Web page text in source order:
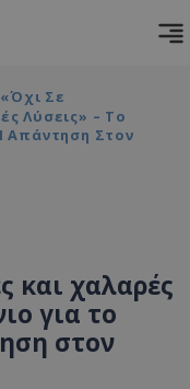
Σε
Λύσεις» – Το
Απάντηση Στον
και χαλαρές
για το
στον